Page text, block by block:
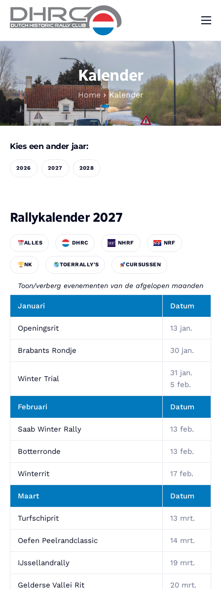
Kalender
Vraag & Aanbod
Nieuws
Contact
Kalender
Home Kalender
Kies een ander jaar:
2026 2027 2028
Rallykalender 2027
ALLES DHRC NHRF NRF
NK TOERRALLY'S CURSUSSEN
Toon/verberg evenementen van de afgelopen maanden
Januari Datum
Openingsrit 13 jan.
Brabants Rondje 30 jan.
Winter Trial
31 jan.
5 feb.
Februari Datum
Saab Winter Rally 13 feb.
Botterronde 13 feb.
Winterrit 17 feb.
Maart Datum
Turfschiprit 13 mrt.
Oefen Peelrandclassic 14 mrt.
IJssellandrally 19 mrt.
Gelderse Vallei Rit 20 mrt.